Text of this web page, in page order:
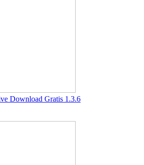
Download Gratis 1.3.6